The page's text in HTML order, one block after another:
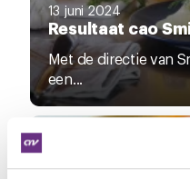
13 juni 2024
Resultaat cao
Met de directie van
een...